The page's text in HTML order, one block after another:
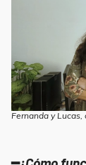
Fernanda y Lucas,